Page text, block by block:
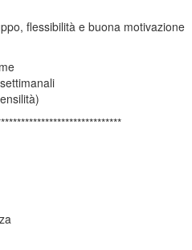
flessibilità e buona motivazione